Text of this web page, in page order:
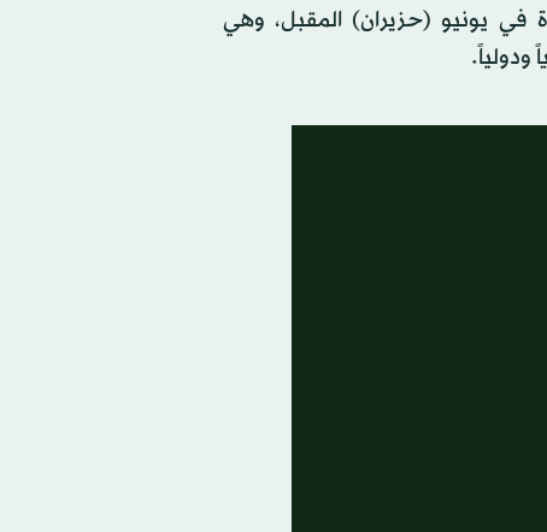
حجزت مقاعدها في منافسات كأس العالم 2026 المقرَّرة في يونيو (حزيران) المقبل، وهي